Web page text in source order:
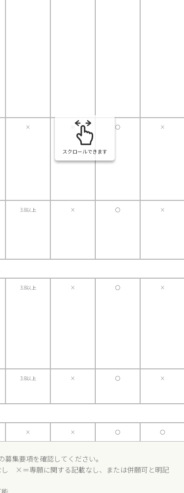
× 〇 ×
3.8以上 × 〇 ×
3.8以上 × 〇 ×
3.8以上 × 〇 ×
× × 〇 〇
スクロールできます
集要項を確認してください。
×＝専願に関する記載なし、または併願可と明記